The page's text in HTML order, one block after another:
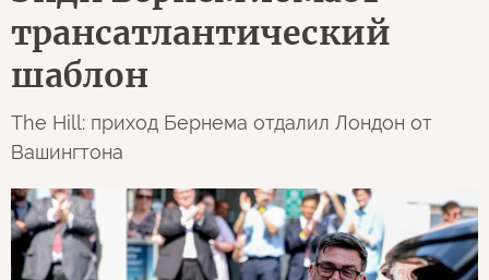
трансатлантический
шаблон
The Hill: приход Бернема отдалил Лондон от
Вашингтона